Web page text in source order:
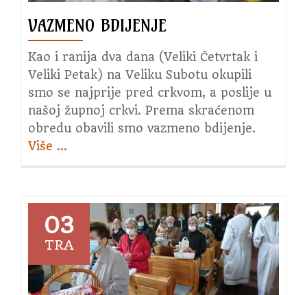
istjera
iz
VAZMENO BDIJENJE
Kao i ranija dva dana (Veliki Četvrtak i
Veliki Petak) na Veliku Subotu okupili
smo se najprije pred crkvom, a poslije u
našoj župnoj crkvi. Prema skraćenom
obredu obavili smo vazmeno bdijenje.
Više about
…
03
TRA